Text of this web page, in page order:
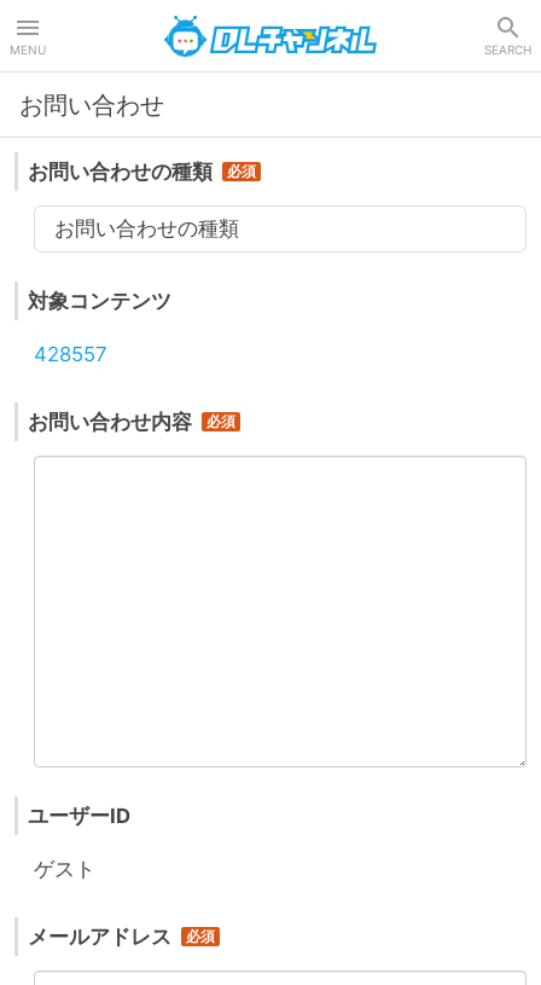
MENU SEARCH
お問い合わせ
お問い合わせの種類
お問い合わせの種類
対象コンテンツ
428557
お問い合わせ内容
ユーザーID
ゲスト
メールアドレス